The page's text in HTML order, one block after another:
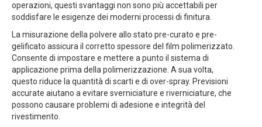
operazioni, questi svantaggi non sono più accettabili per
soddisfare le esigenze dei moderni processi di finitura.
La misurazione della polvere allo stato pre-curato e pre-
gelificato assicura il corretto spessore del film polimerizzato.
Consente di impostare e mettere a punto il sistema di
applicazione prima della polimerizzazione. A sua volta,
questo riduce la quantità di scarti e di over-spray. Previsioni
accurate aiutano a evitare sverniciature e riverniciature, che
possono causare problemi di adesione e integrità del
rivestimento.